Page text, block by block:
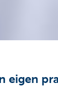
eigen